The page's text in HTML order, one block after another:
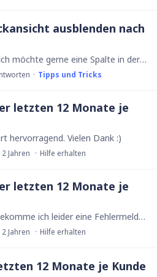
ausblenden nach
Hallo Zusammen, ich möchte gerne eine Spalte in der Druckansicht ausblenden, wenn diese keine Informationen enthält. Mit dem Code: let AA := cnt('Text 5');…
Tipps und Tricks
letzten 12 Monate je
hervorragend. Vielen Dank :)
Jahren Hilfe erhalten
letzten 12 Monate je
@T. Bartzsch Da bekomme ich leider eine Fehlermeldung: "Expression does not return a record." und Funktion nicht definiert yearmonth (boolean).
Jahren Hilfe erhalten
12 Monate je Kunde